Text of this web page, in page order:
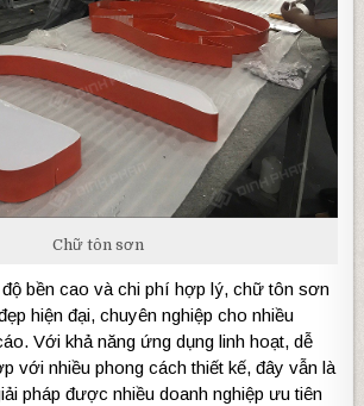
Chữ tôn sơn
bền cao và chi phí hợp lý, chữ tôn sơn
hiện đại, chuyên nghiệp cho nhiều
Với khả năng ứng dụng linh hoạt, dễ
với nhiều phong cách thiết kế, đây vẫn là
pháp được nhiều doanh nghiệp ưu tiên